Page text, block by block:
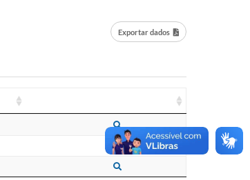
Exportar dados